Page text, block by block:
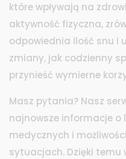
które wpływają na
aktywność fizyczna,
odpowiednia ilość snu i
zmiany, jak codzienny
przynieść wymierne
Masz pytania? Nasz
najnowsze informacje o
medycznych i
sytuacjach. Dzięki temu